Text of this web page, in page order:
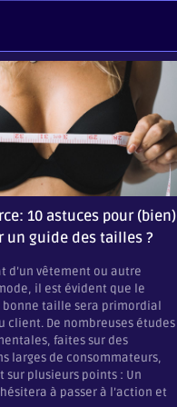
10 astuces pour (bien)
un guide des tailles ?
d’un vêtement ou autre
il est évident que le
bonne taille sera primordial
client. De nombreuses études
faites sur des
larges de consommateurs,
sur plusieurs points : Un
à passer à l’action et